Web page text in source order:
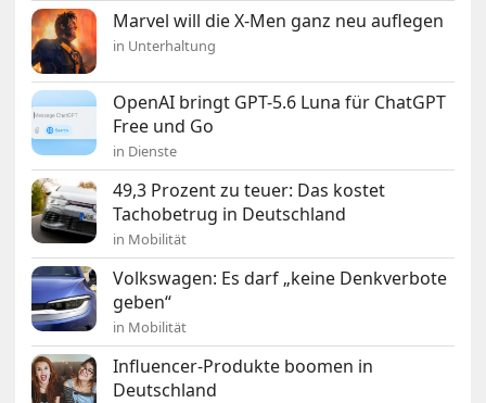
Marvel will die X-Men ganz neu auflegen
in Unterhaltung
OpenAI bringt GPT-5.6 Luna für ChatGPT
Free und Go
in Dienste
49,3 Prozent zu teuer: Das kostet
Tachobetrug in Deutschland
in Mobilität
Volkswagen: Es darf „keine Denkverbote
geben“
in Mobilität
Influencer-Produkte boomen in
Deutschland